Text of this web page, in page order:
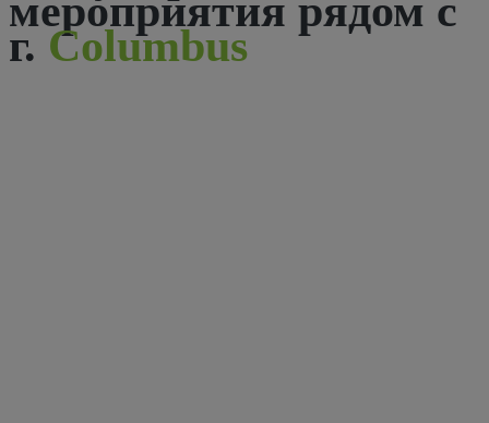
мероприятия рядом с
г. Columbus